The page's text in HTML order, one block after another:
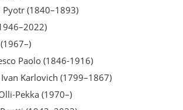
Pyotr (1840–1893)
Paolo (1846-1916)
Karlovich (1799–1867)
Pekka (1970–)